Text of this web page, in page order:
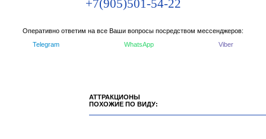
+7(905)501-54-22
Оперативно ответим на все Ваши вопросы посредством мессенджеров:
Telegram
WhatsApp Viber
АТТРАКЦИОНЫ
ПОХОЖИЕ ПО ВИДУ: